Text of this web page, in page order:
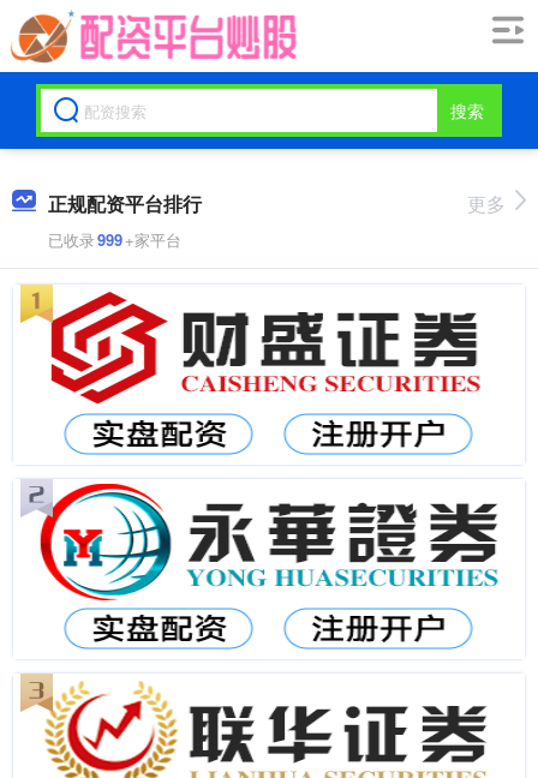
搜索
正规配资平台排行
已收录999+家平台
更多